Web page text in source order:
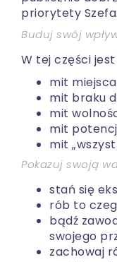
priorytety
Buduj swój
W tej części
mit
mit braku
mit
mit
mit
Pokazuj swoją
stań się
rób to
bądź
swojego
zachowaj